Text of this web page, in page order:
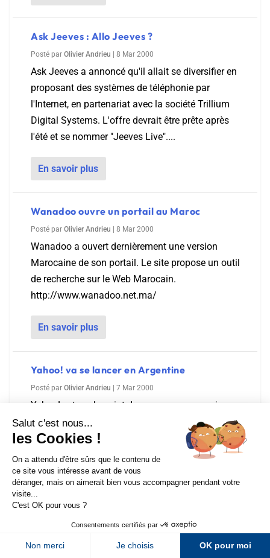
Sur LinkedIn Sur Youtube
Sur X Sur Facebook
Newsletter Abondance
Ask Jeeves : Allo Jeeves ?
Posté par Olivier Andrieu 8 Mar 2000
Ask Jeeves a annoncé qu'il allait se diversifier en
proposant des systèmes de téléphonie par
l'Internet, en partenariat avec la société Trillium
Digital Systems. L'offre devrait être prête après
l'été et se nommer "Jeeves Live"....
En savoir plus
Wanadoo ouvre un portail au Maroc
Posté par Olivier Andrieu 8 Mar 2000
Wanadoo a ouvert dernièrement une version
Marocaine de son portail. Le site propose un outil
de recherche sur le Web Marocain.
http://www.wanadoo.net.ma/
En savoir plus
Yahoo! va se lancer en Argentine
Posté par Olivier Andrieu 7 Mar 2000
Yahoo! est sur le point de proposer une version
argentine de son site portail. Lancement prévu au
milieu du mois de mars. Source : Individual.com
En savoir plus
BT et Looksmart créent un nouvel annuaire
7 Mar 2000
L'opérateur britannique BT et l'annuaire